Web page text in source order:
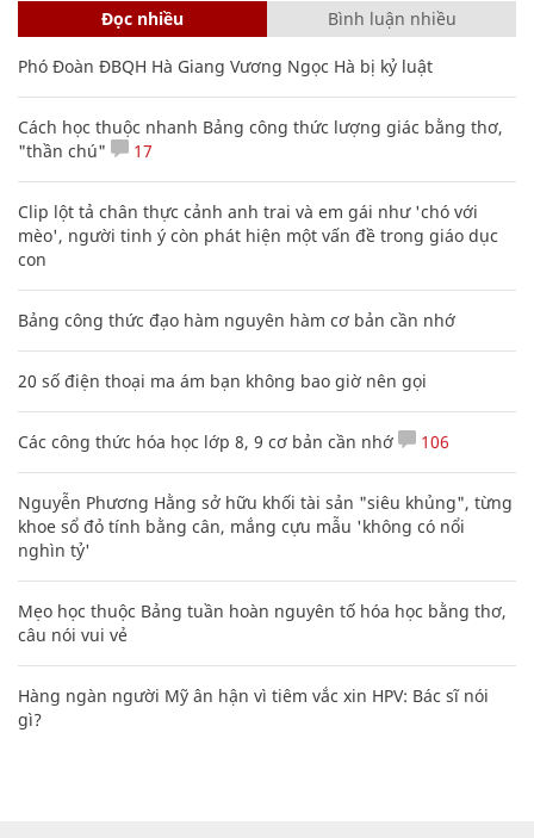
Đọc nhiều Bình luận nhiều
Phó Đoàn ĐBQH Hà Giang Vương Ngọc Hà bị kỷ luật
Cách học thuộc nhanh Bảng công thức lượng giác bằng thơ,
"thần chú"
17
Clip lột tả chân thực cảnh anh trai và em gái như 'chó với
mèo', người tinh ý còn phát hiện một vấn đề trong giáo dục
con
Bảng công thức đạo hàm nguyên hàm cơ bản cần nhớ
20 số điện thoại ma ám bạn không bao giờ nên gọi
Các công thức hóa học lớp 8, 9 cơ bản cần nhớ 106
Nguyễn Phương Hằng sở hữu khối tài sản "siêu khủng", từng
khoe sổ đỏ tính bằng cân, mắng cựu mẫu 'không có nổi
nghìn tỷ'
Mẹo học thuộc Bảng tuần hoàn nguyên tố hóa học bằng thơ,
câu nói vui vẻ
Hàng ngàn người Mỹ ân hận vì tiêm vắc xin HPV: Bác sĩ nói
gì?